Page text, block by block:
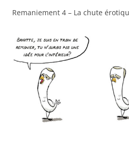
Remaniement 4 – La chute